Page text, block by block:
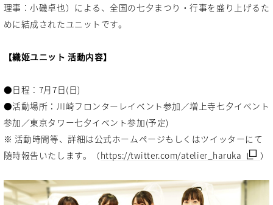
理事：小磯卓也）による、全国の七夕まつり・行事を盛り上げるた
めに結成されたユニットです。
【織姫ユニット 活動内容】
●日程：7月7日(日)
●活動場所：川崎フロンターレイベント参加／増上寺七夕イベント
参加／東京タワー七夕イベント参加(予定)
※ 活動時間等、詳細は公式ホームページもしくはツイッターにて
随時報告いたします。（https://twitter.com/atelier_haruka ）